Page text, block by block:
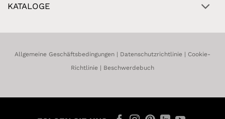
KATALOGE
Allgemeine Geschäftsbedingungen | Datenschutzrichtlinie | Cookie-
Richtlinie | Beschwerdebuch